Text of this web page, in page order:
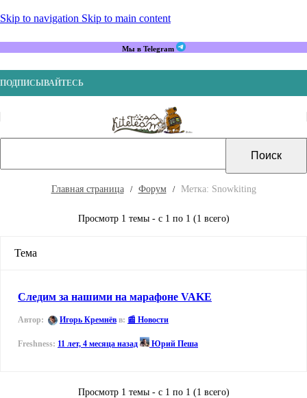
Skip to navigation Skip to main content
Мы в Telegram
ПОДПИСЫВАЙТЕСЬ
Главная страница Форум Метка: Snowkiting
Просмотр 1 темы - с 1 по 1 (1 всего)
Тема
Следим за нашими на марафоне VAKE
Автор: Игорь Кремнёв в: 📰 Новости
11 лет, 4 месяца назад Юрий Пеша
Просмотр 1 темы - с 1 по 1 (1 всего)